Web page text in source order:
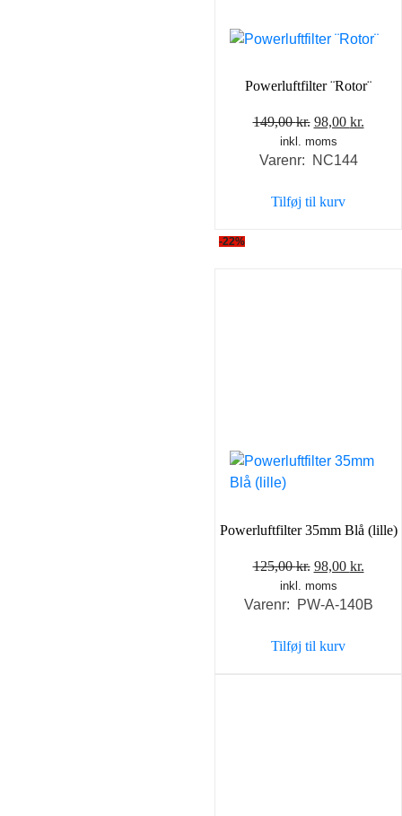
Powerluftfilter ¨Rotor¨
149,00kr. Den
oprindelige
pris
149,00 kr..
98,00 kr.Den
inkl. moms
Varenr: NC144
Tilføj til kurv
-22%
Powerluftfilter 35mm Blå (lille)
125,00kr. Den
oprindelige
pris
125,00 kr..
98,00 kr.
pris
inkl. moms
Varenr: PW-A-140B
Tilføj til kurv